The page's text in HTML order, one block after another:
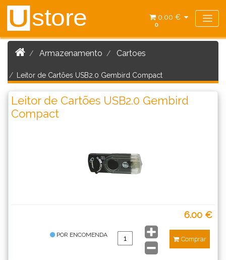
Ustore 0.00 €
0
Armazenamento Cartoes
Leitor de Cartões USB2.0 Gembird Compact
Leitor de Cartões USB2.0 Gembird
Compact
6.00 €
Comprar
POR ENCOMENDA